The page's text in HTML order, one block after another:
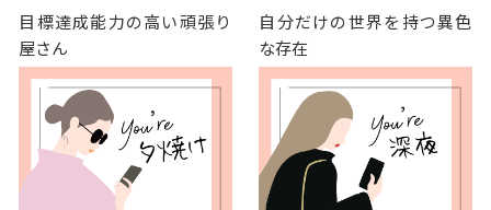
目標達成能力の高い頑張り
屋さん
自分だけの世界を持つ異色
な存在